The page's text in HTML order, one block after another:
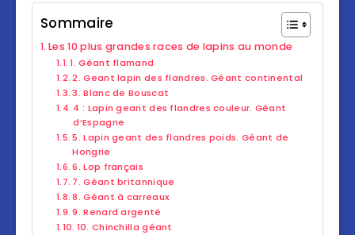
Sommaire
Les 10 plus grandes races de lapins au monde
1. Géant flamand
2. Geant lapin des flandres. Géant continental
3. Blanc de Bouscat
4 : Lapin geant des flandres couleur. Géant
d’Espagne
5. Lapin geant des flandres poids. Géant de
Hongrie
6. Lop français
7. Géant britannique
8. Géant à carreaux
9. Renard argenté
10. Chinchilla géant